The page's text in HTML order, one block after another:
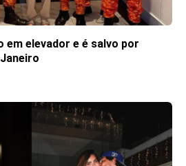
em elevador e é salvo por